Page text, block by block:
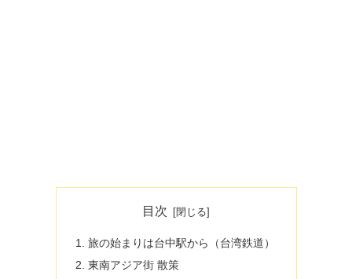
目次
旅の始まりは台中駅から（台湾鉄道）
東南アジア街 散策